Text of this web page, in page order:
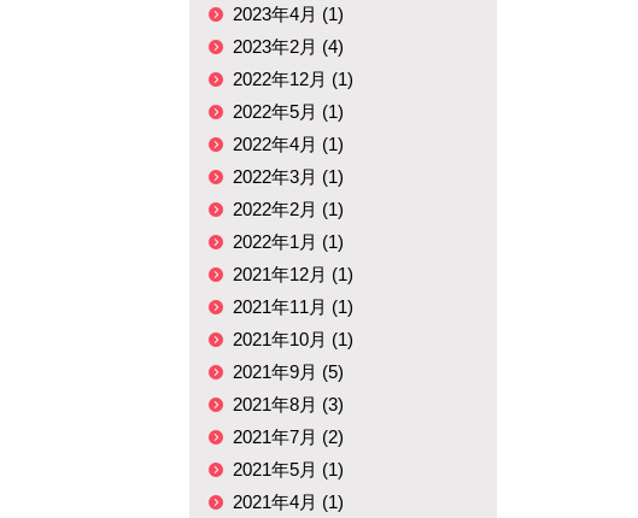
2023年4月 (1)
2023年2月 (4)
2022年12月 (1)
2022年5月 (1)
2022年4月 (1)
2022年3月 (1)
2022年2月 (1)
2022年1月 (1)
2021年12月 (1)
2021年11月 (1)
2021年10月 (1)
2021年9月 (5)
2021年8月 (3)
2021年7月 (2)
2021年5月 (1)
2021年4月 (1)